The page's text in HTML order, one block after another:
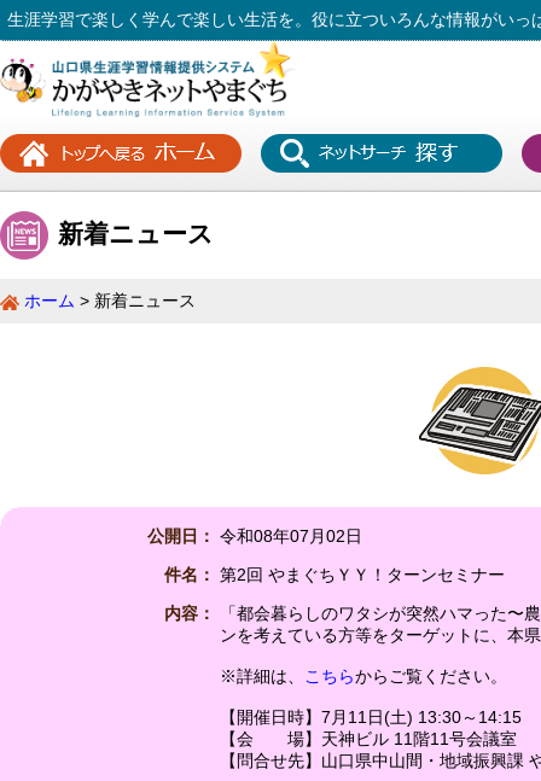
生涯学習で楽しく学んで楽しい生活を。役に立ついろんな情報がいっ
新着ニュース
ホーム 新着ニュース
公開日： 令和08年07月02日
件名： 第2回 やまぐちＹＹ！ターンセミナー
内容：
「都会暮らしのワタシが突然ハマった〜
ンを考えている方等をターゲットに、本
※詳細は、 こちらからご覧ください。
【開催日時】7月11日(土) 13:30～14:15
【会 場】天神ビル 11階11号会議室
【問合せ先】山口県中山間・地域振興